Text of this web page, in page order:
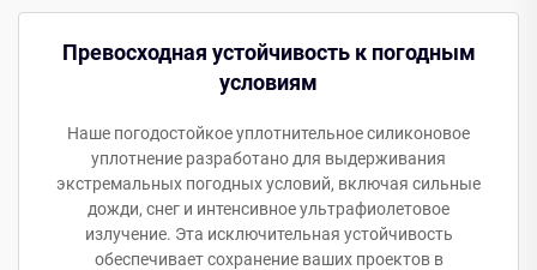
Превосходная устойчивость к погодным
условиям
Наше погодостойкое уплотнительное силиконовое
уплотнение разработано для выдерживания
экстремальных погодных условий, включая сильные
дожди, снег и интенсивное ультрафиолетовое
излучение. Эта исключительная устойчивость
обеспечивает сохранение ваших проектов в